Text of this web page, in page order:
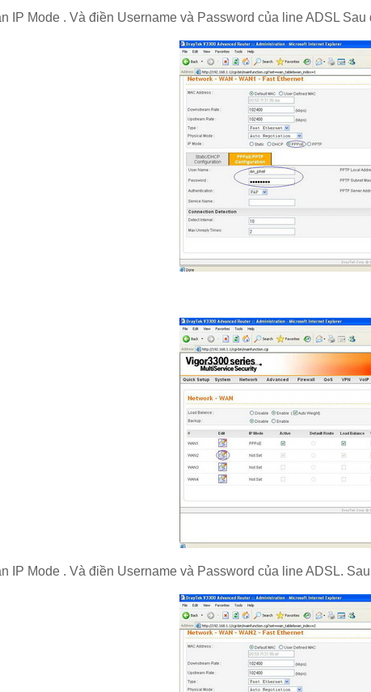
IP Mode . Và điền Username và Password của line ADSL Sau
IP Mode . Và điền Username và Password của line ADSL.